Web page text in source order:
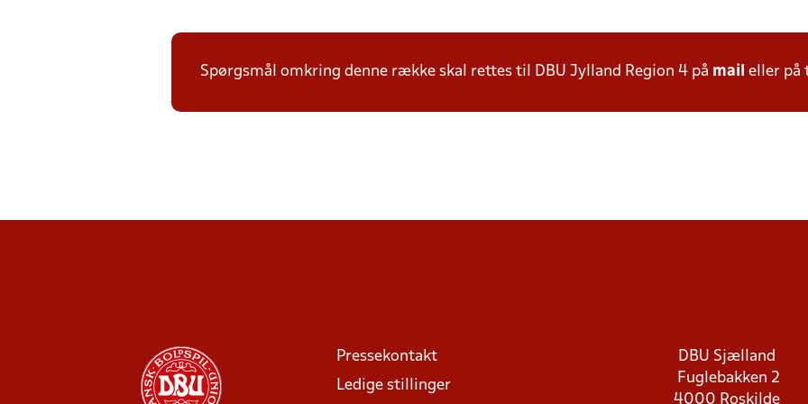
Spørgsmål omkring denne række skal rettes til DBU Jylland Region 4 på mail eller
Pressekontakt
Ledige stillinger
DBU Sjælland
Fuglebakken 2
4000 Roskilde